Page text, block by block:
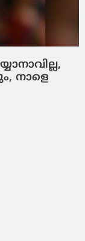
നാളെ